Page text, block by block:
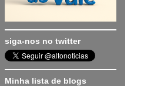
siga-nos no twitter
Minha lista de blogs